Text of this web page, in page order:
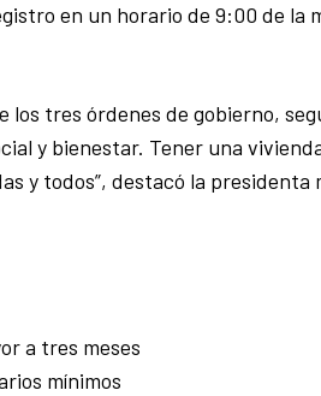
en un horario de 9:00 de la
los tres órdenes de gobierno,
y bienestar. Tener una
y todos”, destacó la presidenta
a tres meses
mínimos